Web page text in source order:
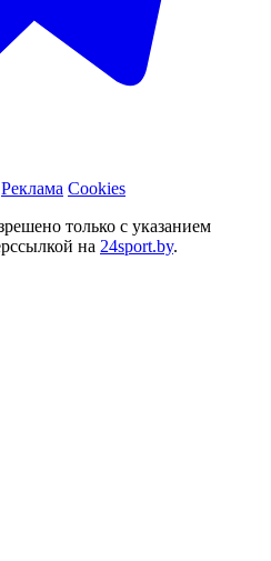
Реклама Cookies
только с указанием
на 24sport.by.